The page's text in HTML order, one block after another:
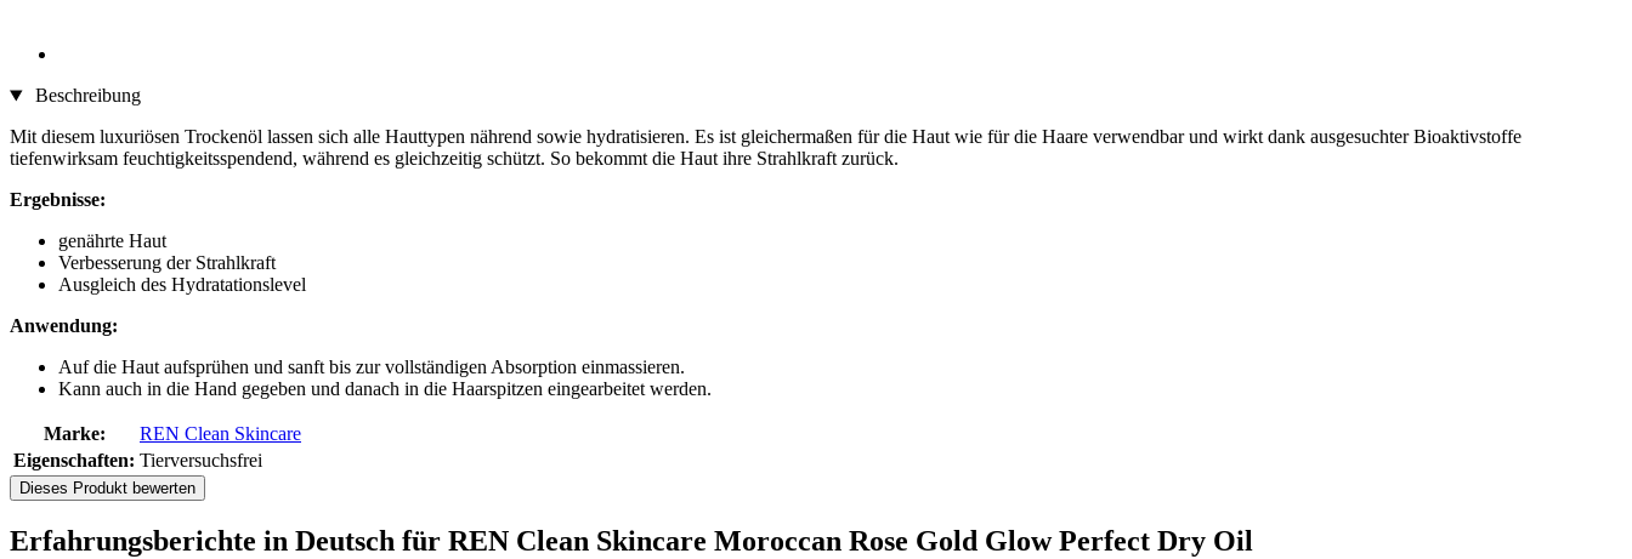
Beschreibung
Mit diesem luxuriösen Trockenöl lassen sich alle Hauttypen nährend sowie hydratisieren. Es ist gleichermaßen für die Haut wie für die Haare verwendbar und wirkt dank ausgesuchter Bioaktivstoffe
tiefenwirksam feuchtigkeitsspendend, während es gleichzeitig schützt. So bekommt die Haut ihre Strahlkraft zurück.
Ergebnisse:
genährte Haut
Verbesserung der Strahlkraft
Ausgleich des Hydratationslevel
Anwendung:
Auf die Haut aufsprühen und sanft bis zur vollständigen Absorption einmassieren.
Kann auch in die Hand gegeben und danach in die Haarspitzen eingearbeitet werden.
Marke:
REN Clean Skincare
Eigenschaften: Tierversuchsfrei
Dieses Produkt bewerten
Erfahrungsberichte in Deutsch für REN Clean Skincare Moroccan Rose Gold Glow Perfect Dry Oil